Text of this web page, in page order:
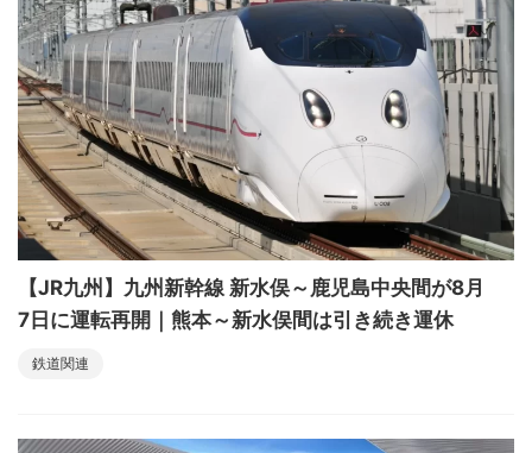
【JR九州】九州新幹線 新水俣～鹿児島中央間が8月
7日に運転再開｜熊本～新水俣間は引き続き運休
鉄道関連